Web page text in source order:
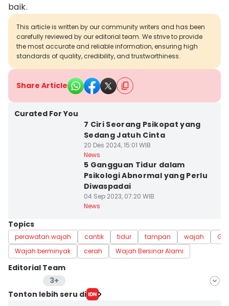
baik.
This article is written by our community writers and has been
carefully reviewed by our editorial team. We strive to provide
the most accurate and reliable information, ensuring high
standards of quality, credibility, and trustworthiness.
Share Article
Curated For You
7 Ciri Seorang Psikopat yang
Sedang Jatuh Cinta
20 Des 2024, 15:01 WIB
News
5 Gangguan Tidur dalam
Psikologi Abnormal yang Perlu
Diwaspadai
04 Sep 2023, 07:20 WIB
News
Topics
perawatan wajah cantik tidur tampan wajah
Wajah berminyak
cerah Wajah Bersinar Alami
Editorial Team
3+
Editor
Tonton lebih seru di